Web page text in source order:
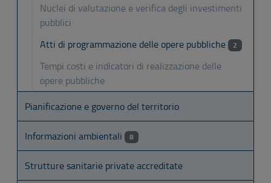
Nuclei di valutazione e verifica degli investimenti
pubblici
Atti di programmazione delle opere pubbliche
2
Tempi costi e indicatori di realizzazione delle
opere pubbliche
Pianificazione e governo del territorio
Informazioni ambientali 8
Strutture sanitarie private accreditate